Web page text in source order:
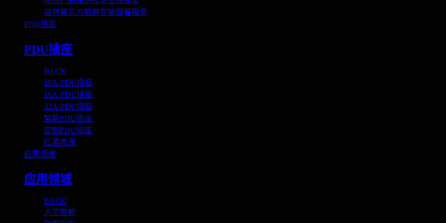
提供第三方机房安装部署服务
PDU插座
PDU插座
BACK
10A-PDU插座
16A-PDU插座
32A-PDU插座
智能PDU插座
定制PDU插座
红黑电源
应用领域
应用领域
BACK
人工智能